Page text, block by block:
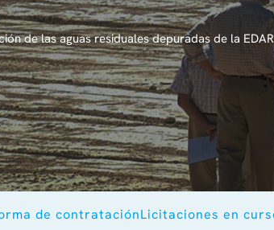
de las aguas residuales depuradas de la
de contrataciónLicitaciones en